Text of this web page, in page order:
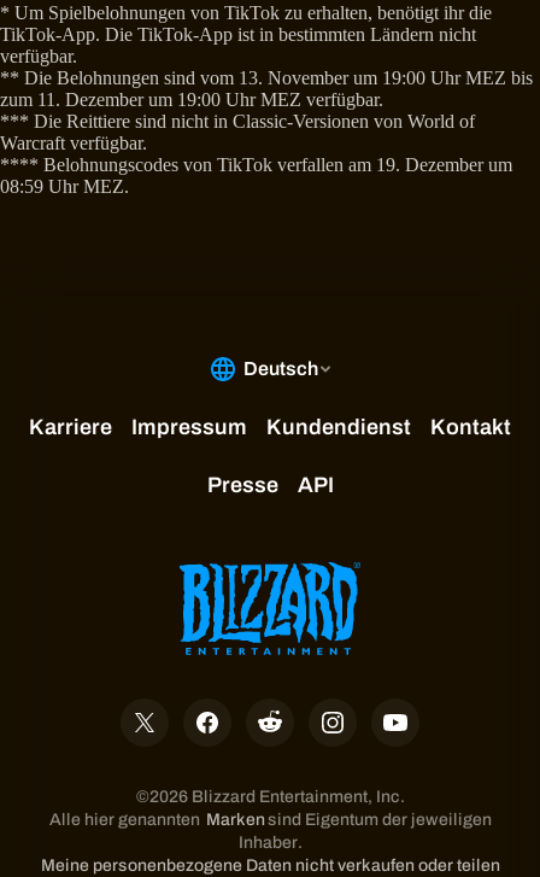
* Um Spielbelohnungen von TikTok zu erhalten, benötigt ihr die
TikTok-App. Die TikTok-App ist in bestimmten Ländern nicht
verfügbar.
** Die Belohnungen sind vom 13. November um 19:00 Uhr MEZ bis
zum 11. Dezember um 19:00 Uhr MEZ verfügbar.
*** Die Reittiere sind nicht in Classic-Versionen von World of
Warcraft verfügbar.
**** Belohnungscodes von TikTok verfallen am 19. Dezember um
08:59 Uhr MEZ.